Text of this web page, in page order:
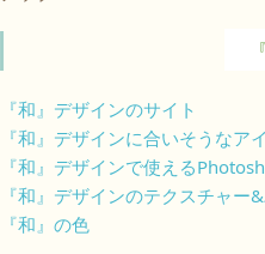
『和』デザインのサイト
『和』デザインに合いそうなア
『和』デザインで使える
『和』デザインのテクスチャー
『和』の色